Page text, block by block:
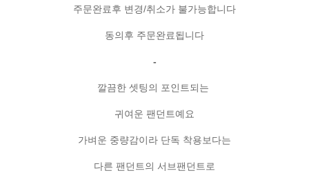
주문완료후 변경/취소가 불가능합니다
동의후 주문완료됩니다
-
깔끔한 셋팅의 포인트되는
귀여운 팬던트예요
가벼운 중량감이라 단독 착용보다는
다른 팬던트의 서브팬던트로